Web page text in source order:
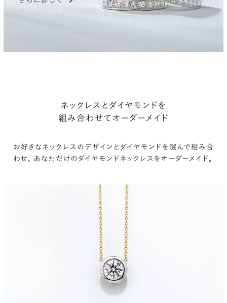
ネックレスとダイヤモンドを
組み合わせてオーダーメイド
お好きなネックレスのデザインとダイヤモンドを選んで組み合
わせ、 あなただけのダイヤモンドネックレスをオーダーメイド。